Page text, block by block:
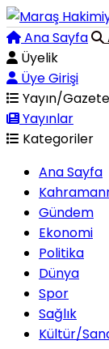
Ana Sayfa
Üyelik
Üye Girişi
Yayın/Gazete
Yayınlar
Kategoriler
Ana Sayfa
Gündem
Ekonomi
Politika
Dünya
Spor
Sağlık
Kültür/